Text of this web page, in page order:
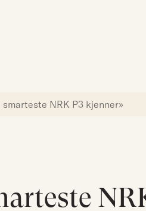
smarteste NRK P3 kjenner»